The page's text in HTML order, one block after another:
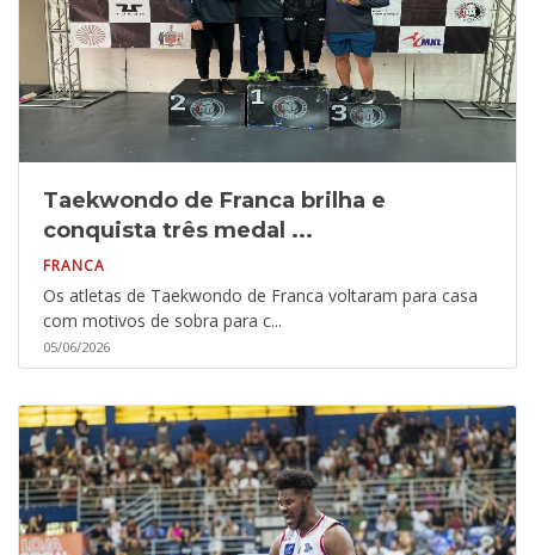
Taekwondo de Franca brilha e
conquista três medal ...
FRANCA
Os atletas de Taekwondo de Franca voltaram para casa
com motivos de sobra para c...
05/06/2026